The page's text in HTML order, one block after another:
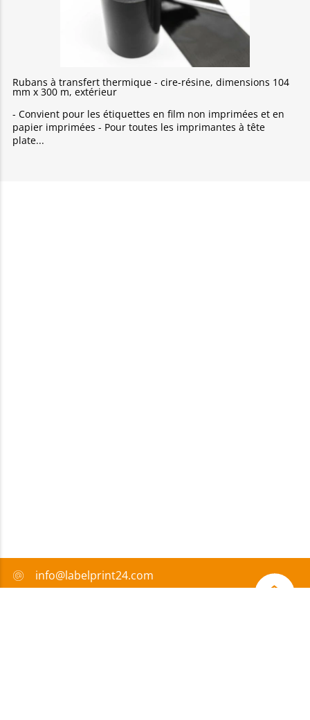
Rubans à transfert thermique - cire-résine, dimensions 104
mm x 300 m, extérieur
- Convient pour les étiquettes en film non imprimées et en
papier imprimées - Pour toutes les imprimantes à tête
plate
info@labelprint24.com